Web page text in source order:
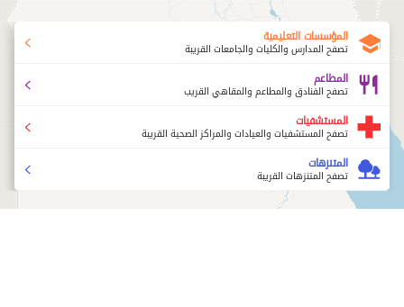
المؤسسات التعليمية
تصفح المدارس والكليات والجامعات القريبة
المطاعم
تصفح الفنادق والمطاعم والمقاهي القريب
المستشفيات
تصفح المستشفيات والعيادات والمراكز الصحية القريبة
المتنزهات
تصفح المتنزهات القريبة